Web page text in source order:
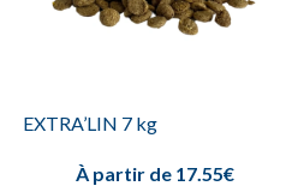
EXTRA’LIN 7 kg
À partir de 17.55€